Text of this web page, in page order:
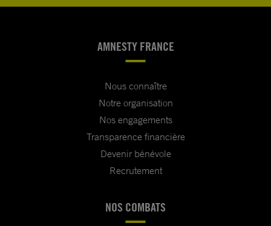
AMNESTY FRANCE
Nous connaître
Notre organisation
Nos engagements
Transparence financière
Devenir bénévole
Recrutement
NOS COMBATS